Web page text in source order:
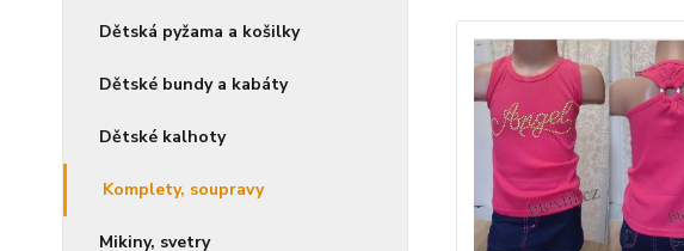
Dětská pyžama a košilky
Dětské bundy a kabáty
Dětské kalhoty
Komplety, soupravy
Mikiny, svetry